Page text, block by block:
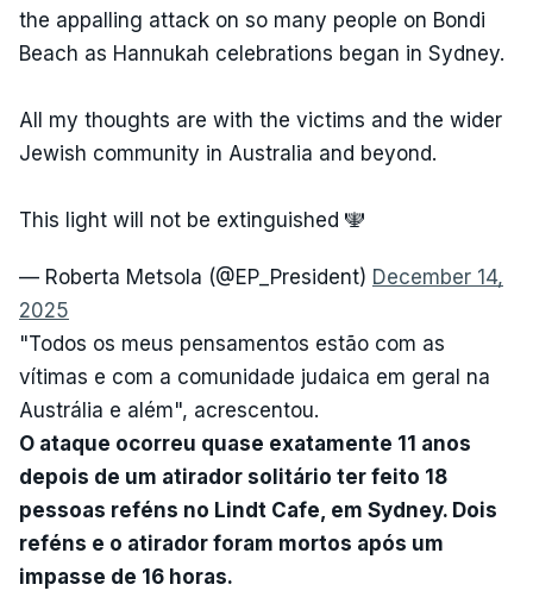
the appalling attack on so many people on Bondi
Beach as Hannukah celebrations began in Sydney.
All my thoughts are with the victims and the wider
Jewish community in Australia and beyond.
This light will not be extinguished 🕎
— Roberta Metsola (@EP_President) December 14,
2025
"Todos os meus pensamentos estão com as
vítimas e com a comunidade judaica em geral na
Austrália e além", acrescentou.
O ataque ocorreu quase exatamente 11 anos
depois de um atirador solitário ter feito 18
pessoas reféns no Lindt Cafe, em Sydney. Dois
reféns e o atirador foram mortos após um
impasse de 16 horas.